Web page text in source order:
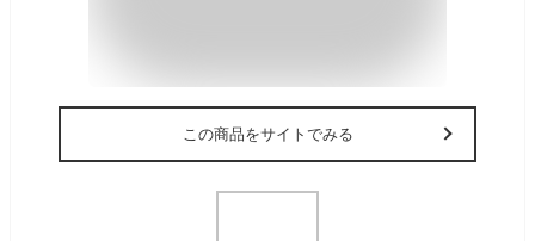
この商品をサイトでみる